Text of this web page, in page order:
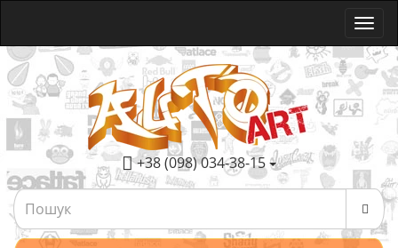
+38 (098) 034-38-15